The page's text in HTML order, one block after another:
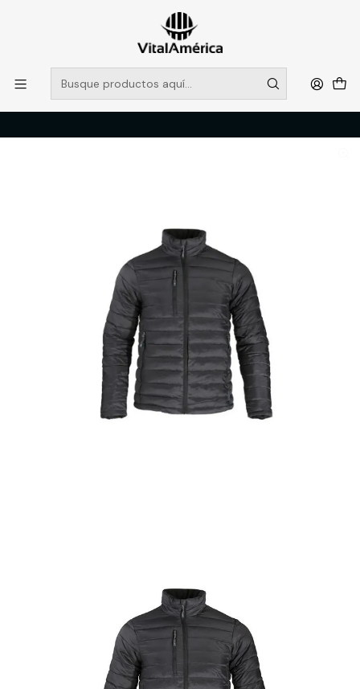
POR SISTEMA FRONTAL SOLO RETIROS EN TIENDA, DESDE
MUCHAS GRACIAS +569 5956 2237
Leer más
Inicio Catálogo VESTIMENTA TECNICA Y CORPORATIVA
PARKAS
PARKA TÉRMICA LIGHT M/L HOMBRE NEGRO T/XXXL